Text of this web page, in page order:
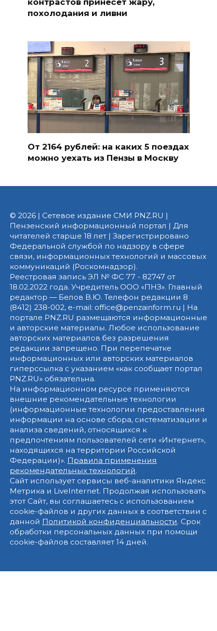
похолодания и ливни
От 2164 рублей: на каких 5 поездах
можно уехать из Пензы в Москву
© 2026 | Сетевое издание СМИ PNZ.RU |
Пензенский информационный портал | Для
читателей старше 18 лет | Зарегистрировано
Федеральной службой по надзору в сфере
связи, информационных технологий и массовых
коммуникаций (Роскомнадзор).
Реестровая запись ЭЛ № ФС 77 - 82747 от
18.02.2022 года. Учредитель ООО «ПНЗ». Главный
редактор — Белов В.Ю. Телефон редакции 8
(8412) 238-002, e-mail: office@penzainform.ru | На
портале PNZ.RU размещаются информационные
и авторские материалы. Любое использование
авторских материалов без разрешения
редакции запрещено. При перепечатке
информационных или авторских материалов
гиперссылка с указанием «как сообщает портал
PNZ.RU» обязательна.
На информационном ресурсе применяются
внешние рекомендательные технологии
(информационные технологии предоставления
информации на основе сбора, систематизации и
анализа сведений, относящихся к
предпочтениям пользователей сети «Интернет»,
находящихся на территории Российской
Федерации)». Правила применения
рекомендательных технологий.
Сайт использует сервисы веб-аналитики Яндекс
Метрика и LiveInternet. Продолжая использовать
этот Сайт, вы соглашаетесь с использованием
cookie-файлов и других данных в соответствии с
данной Политикой конфиденциальности. Срок
обработки персональных данных при помощи
cookie-файлов составляет 14 дней.